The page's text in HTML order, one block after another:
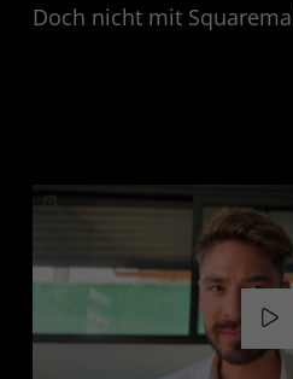
Doch nicht mit